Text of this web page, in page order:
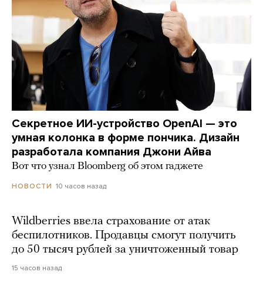
Секретное ИИ-устройство OpenAI — это
умная колонка в форме пончика. Дизайн
разработала компания Джони Айва
Вот что узнал Bloomberg об этом гаджете
НОВОСТИ 10 часов назад
Wildberries ввела страхование от атак
беспилотников. Продавцы смогут получить
до 50 тысяч рублей за уничтоженный товар
15 часов назад